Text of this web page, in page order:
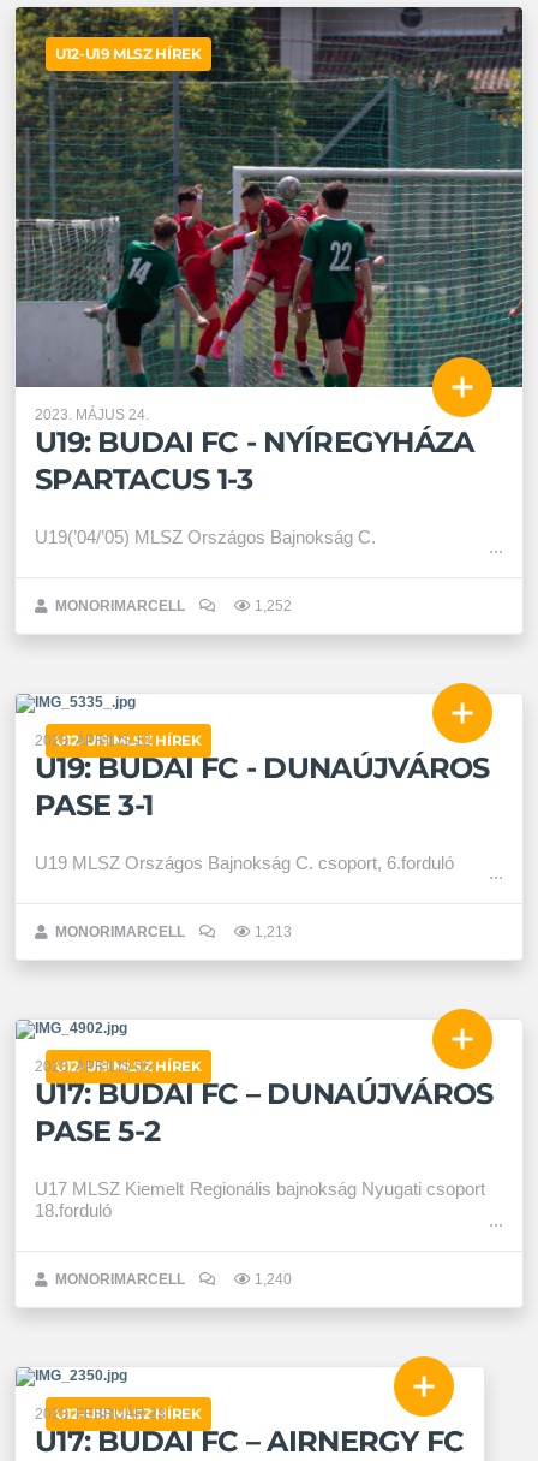
U12-U19 MLSZ HÍREK
2023. MÁJUS 24.
U19: BUDAI FC - NYÍREGYHÁZA
SPARTACUS 1-3
U19(’04/’05) MLSZ Országos Bajnokság C.
MONORIMARCELL 1,252
U12-U19 MLSZ HÍREK
2023. ÁPRILIS 12.
U19: BUDAI FC - DUNAÚJVÁROS
PASE 3-1
U19 MLSZ Országos Bajnokság C. csoport, 6.forduló
MONORIMARCELL 1,213
U12-U19 MLSZ HÍREK
2023. ÁPRILIS 06.
U17: BUDAI FC – DUNAÚJVÁROS
PASE 5-2
U17 MLSZ Kiemelt Regionális bajnokság Nyugati csoport
18.forduló
MONORIMARCELL 1,240
U12-U19 MLSZ HÍREK
2023. FEBRUÁR 28.
U17: BUDAI FC – AIRNERGY FC